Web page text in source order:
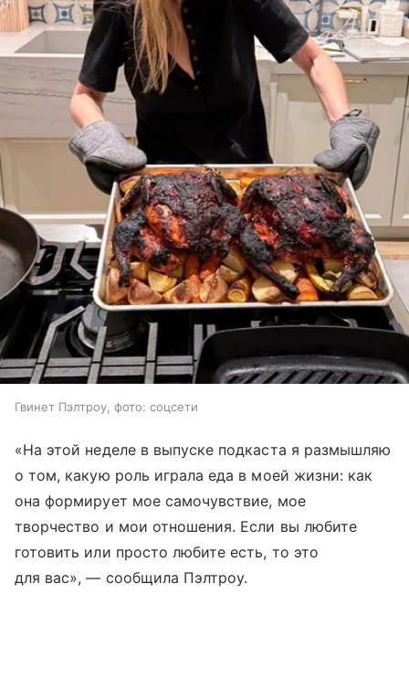
Гвинет Пэлтроу, фото: соцсети
«На этой неделе в выпуске подкаста я размышляю
о том, какую роль играла еда в моей жизни: как
она формирует мое самочувствие, мое
творчество и мои отношения. Если вы любите
готовить или просто любите есть, то это
для вас», — сообщила Пэлтроу.